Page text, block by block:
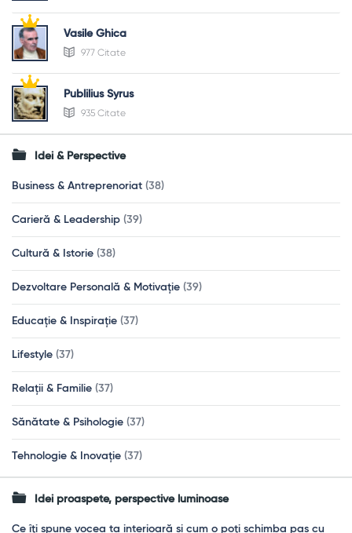
Vasile Ghica
977 Citate
Publilius Syrus
935 Citate
Idei & Perspective
Business & Antreprenoriat (38)
Carieră & Leadership (39)
Cultură & Istorie (38)
Dezvoltare Personală & Motivație (39)
Educație & Inspirație (37)
Lifestyle (37)
Relații & Familie (37)
Sănătate & Psihologie (37)
Tehnologie & Inovație (37)
Idei proaspete, perspective luminoase
Ce îți spune vocea ta interioară și cum o poți schimba pas cu